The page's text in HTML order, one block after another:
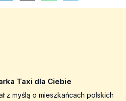
Taxi dla Ciebie
z myślą o mieszkańcach polskich